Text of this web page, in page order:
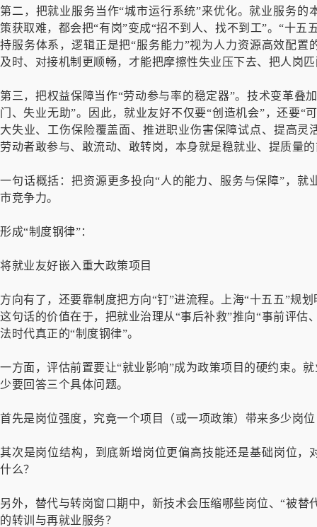
第二，把就业服务当作“城市运行系统”来优化。就业服务
策获取难，都会把“有岗”变成“招不到人、找不到工”。“十
持服务体系，逻辑正是把“服务能力”视为人力资源高效配
及时、对接机制更顺畅，才能把摩擦性失业压下去、把人岗
第三，把权益保障当作“劳动参与率的稳定器”。技术变革叠
门、失业无助”。因此，就业友好不仅要“创造机会”，还要“
大失业、工伤保险覆盖面、推进职业伤害保障试点、提高
劳动者敢参与、敢流动、敢转岗，本身就是稳就业、提质量
一句话概括：把资源更多投向“人的能力、服务与保障”，
市竞争力。
形成“制度钢律”：
将就业友好嵌入重大政策项目
方向有了，还要靠制度把方向“钉”进流程。上海“十五五”规
这句话的价值在于，把就业治理从“事后补救”推向“事前评
法时代真正的“制度钢律”。
一方面，评估前置要让“就业影响”成为政策项目的硬约束。
少要回答三个具体问题。
首先是岗位强度，究竟一个项目（或一项政策）带来多少岗
其次是岗位结构，到底新增岗位更偏高技能还是基础岗位
什么？
另外，替代与转岗窗口期中，新技术会压缩哪些岗位、“被替
的转训与再就业服务？